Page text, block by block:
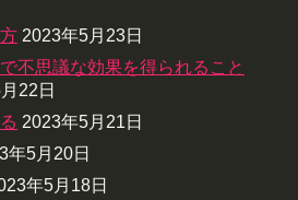
2023年5月23日
不思議な効果を得られること
22日
2023年5月21日
年5月20日
年5月18日